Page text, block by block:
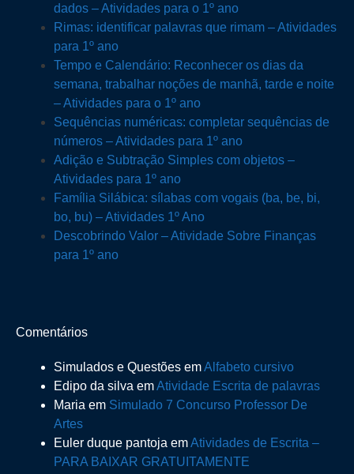
dados – Atividades para o 1º ano
Rimas: identificar palavras que rimam – Atividades
para 1º ano
Tempo e Calendário: Reconhecer os dias da
semana, trabalhar noções de manhã, tarde e noite
– Atividades para o 1º ano
Sequências numéricas: completar sequências de
números – Atividades para 1º ano
Adição e Subtração Simples com objetos –
Atividades para 1º ano
Família Silábica: sílabas com vogais (ba, be, bi,
bo, bu) – Atividades 1º Ano
Descobrindo Valor – Atividade Sobre Finanças
para 1º ano
Comentários
Simulados e Questões emAlfabeto cursivo
Edipo da silva emAtividade Escrita de palavras
Maria em Simulado 7 Concurso Professor De
Artes
Euler duque pantoja emAtividades de Escrita –
PARA BAIXAR GRATUITAMENTE